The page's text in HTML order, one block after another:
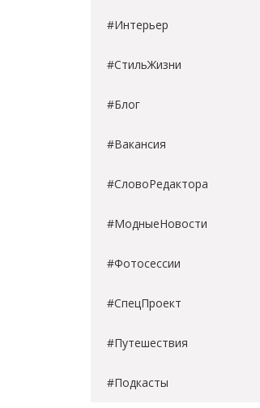
#Интерьер
#СтильЖизни
#Блог
#Вакансия
#СловоРедактора
#МодныеНовости
#Фотосессии
#СпецПроект
#Путешествия
#Подкасты